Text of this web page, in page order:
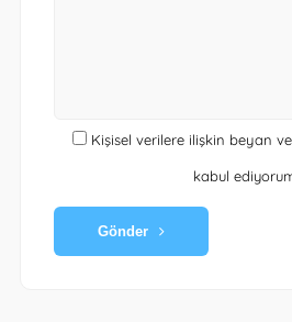
Kişisel verilere ilişkin beyan
kabul
Gönder